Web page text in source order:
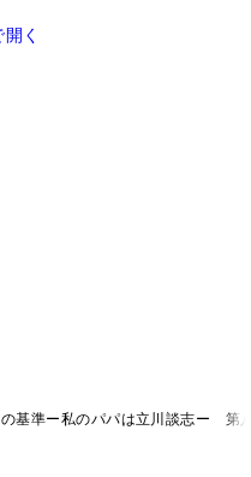
く
基準ー私のパパは立川談志ー 第